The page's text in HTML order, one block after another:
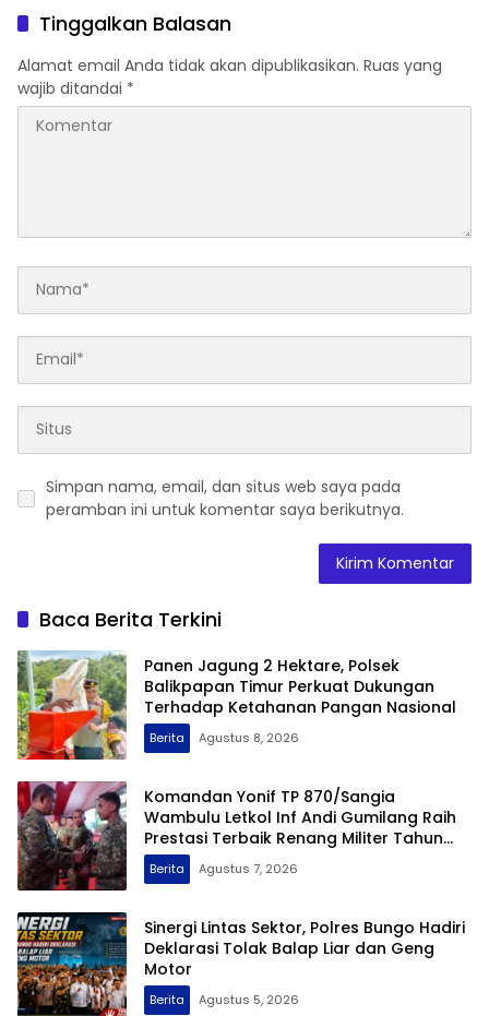
Dua Anak Berhadapan
dengan Hukum Wajib
Lapor
Tinggalkan Balasan
Alamat email Anda tidak akan dipublikasikan. Ruas yang
wajib ditandai *
Simpan nama, email, dan situs web saya pada
peramban ini untuk komentar saya berikutnya.
Baca Berita Terkini
Panen Jagung 2 Hektare, Polsek
Balikpapan Timur Perkuat Dukungan
Terhadap Ketahanan Pangan Nasional
Berita Agustus 8, 2026
Komandan Yonif TP 870/Sangia
Wambulu Letkol Inf Andi Gumilang Raih
Prestasi Terbaik Renang Militer Tahun
2026
Berita Agustus 7, 2026
Sinergi Lintas Sektor, Polres Bungo Hadiri
Deklarasi Tolak Balap Liar dan Geng
Motor
Berita Agustus 5, 2026